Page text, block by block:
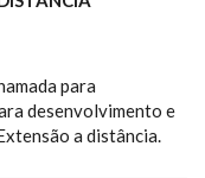
para
desenvolvimento e
a distância.